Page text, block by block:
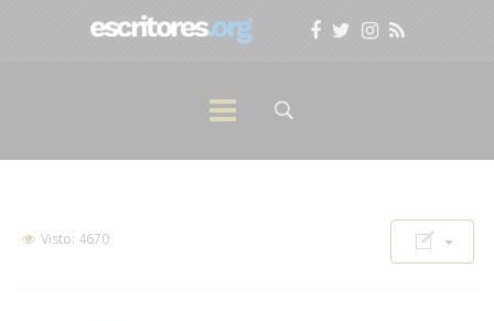
Visto: 4670